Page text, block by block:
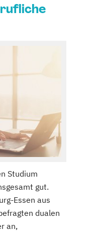
Studium
gut.
Essen aus
dualen
an,